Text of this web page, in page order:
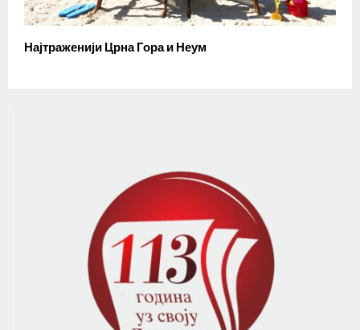
Најтраженији Црна Гора и Неум